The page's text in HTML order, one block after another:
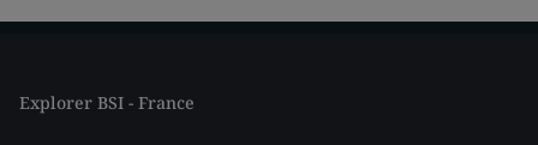
Explorer BSI - France